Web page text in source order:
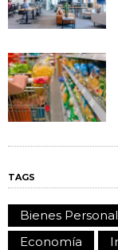
TAGS
Bienes
Economía